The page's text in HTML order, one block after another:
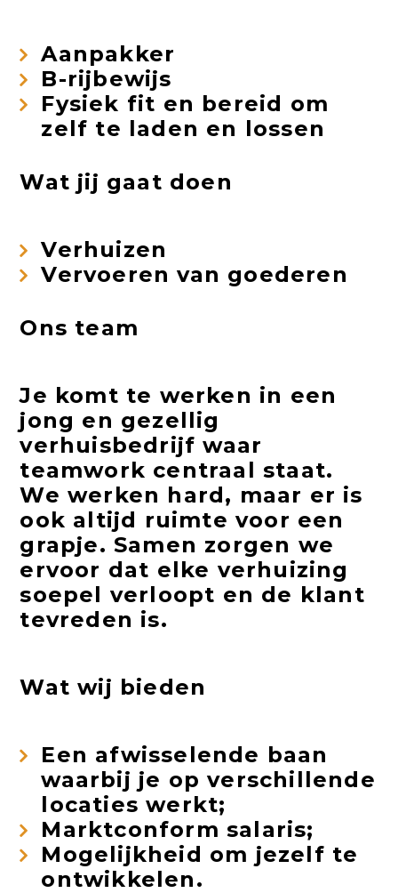
Aanpakker
B-rijbewijs
Fysiek fit en bereid om
zelf te laden en lossen
Wat jij gaat doen
Verhuizen
Vervoeren van goederen
Ons team
Je komt te werken in een
jong en gezellig
verhuisbedrijf waar
teamwork centraal staat.
We werken hard, maar er is
ook altijd ruimte voor een
grapje. Samen zorgen we
ervoor dat elke verhuizing
soepel verloopt en de klant
tevreden is.
Wat wij bieden
Een afwisselende baan
waarbij je op verschillende
locaties werkt;
Marktconform salaris;
Mogelijkheid om jezelf te
ontwikkelen.